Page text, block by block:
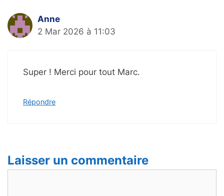
Anne
2 Mar 2026 à 11:03
Super ! Merci pour tout Marc.
Répondre
Laisser un commentaire